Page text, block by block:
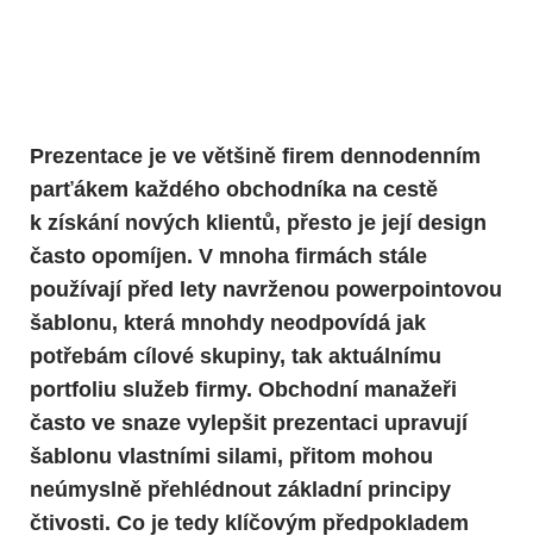
Prezentace je ve většině firem dennodenním
parťákem každého obchodníka na cestě
k získání nových klientů, přesto je její design
často opomíjen. V mnoha firmách stále
používají před lety navrženou powerpointovou
šablonu, která mnohdy neodpovídá jak
potřebám cílové skupiny, tak aktuálnímu
portfoliu služeb firmy. Obchodní manažeři
často ve snaze vylepšit prezentaci upravují
šablonu vlastními silami, přitom mohou
neúmyslně přehlédnout základní principy
čtivosti. Co je tedy klíčovým předpokladem